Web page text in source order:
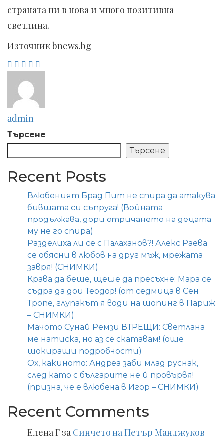
страната ни в нова и много позитивна
светлина.
Източник bnews.bg
admin
Търсене
Търсене
Recent Posts
Влюбеният Брад Пит не спира да атакува
бившата си съпруга! (Войната
продължава, дори отричането на децата
му не го спира)
Разделиха ли се с Палаханов?! Алекс Раева
се обясни в любов на друг мъж, мрежата
завря! (СНИМКИ)
Крава да беше, щеше да пресъхне: Мара се
съдра да дои Теодор! (от седмица в Сен
Тропе, глупакът я води на шопинг в Париж
– СНИМКИ)
Мачото Сунай Ремзи ВТРЕЩИ: Светлана
ме натиска, но аз се скатавам! (още
шокиращи подробности)
Ох, какиното: Андреа заби млад руснак,
след като с българите не й провървя!
(призна, че е влюбена в Игор – СНИМКИ)
Recent Comments
Елена Г за Синчето на Петър Манджуков